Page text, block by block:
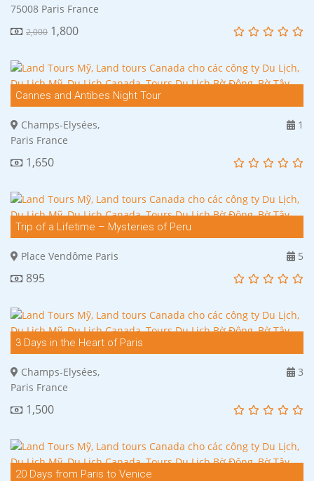
75008 Paris France
2,000 1,800
Cannes and Antibes Night Tour
Champs-Elysées,
Paris France
1
1,650
Trip of a Lifetime – Mysteries of Peru
Place Vendôme Paris 5
895
3 Days in the Heart of Paris
Champs-Elysées,
Paris France
3
1,500
20 Days from Paris to Venice